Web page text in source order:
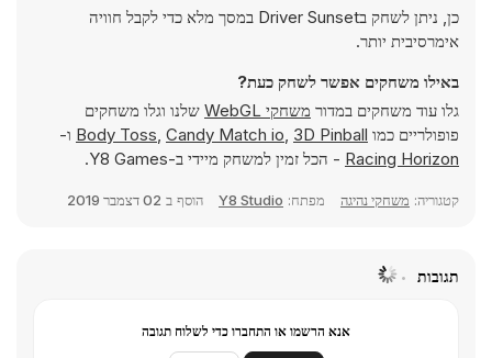
כן, ניתן לשחק בDriver Sunset במסך מלא כדי לקבל חוויה
אימרסיבית יותר.
באילו משחקים אפשר לשחק כעת?
גלו עוד משחקים במדור משחקי WebGL
שלנו וגלו משחקים
פופולריים כמו
Body Toss, Candy Match io, 3D Pinball
ו-
Racing Horizon - הכל זמין למשחק מיידי ב-Y8 Games.
קטגוריה: משחקי נהיגה מפתח: Y8 Studio הוסף ב 02 דצמבר 2019
תגובות
אנא הרשמו או התחברו כדי לשלוח תגובה